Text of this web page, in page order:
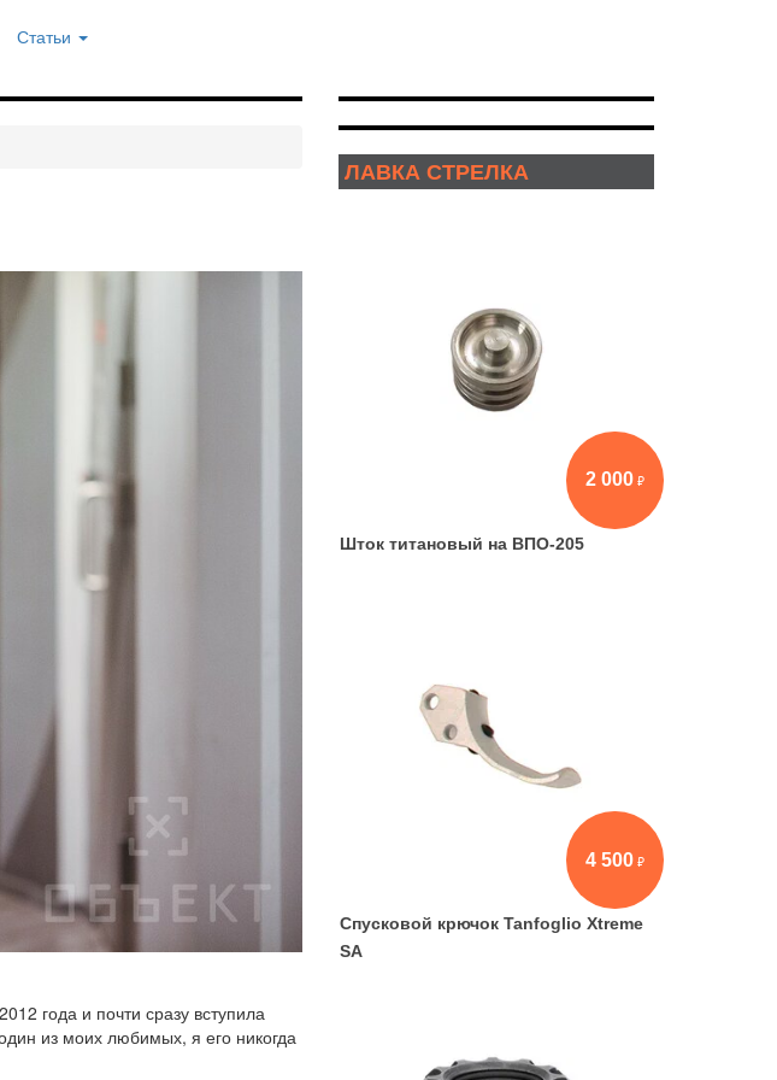
Статьи
года и почти сразу вступила
из моих любимых, я его никогда
ЛАВКА СТРЕЛКА
2 000
Шток титановый на ВПО-205
4 500
Спусковой крючок Tanfoglio Xtreme
SA